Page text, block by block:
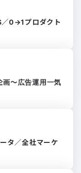
／0→1プロダクト
画〜広告運用一気
タ／全社マーケ